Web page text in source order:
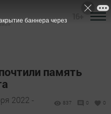
память
2022 -
837 0 0
баннера через